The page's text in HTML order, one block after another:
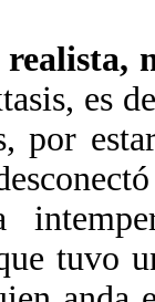
es
por
tuvo